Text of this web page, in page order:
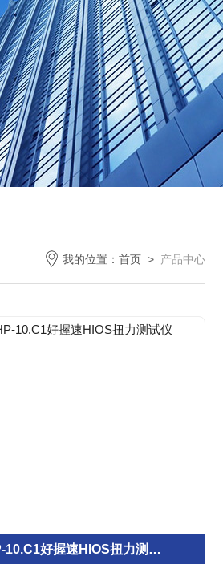
我的位置： 首页 > 产品中心
HP-10.C1好握速HIOS扭力测试仪